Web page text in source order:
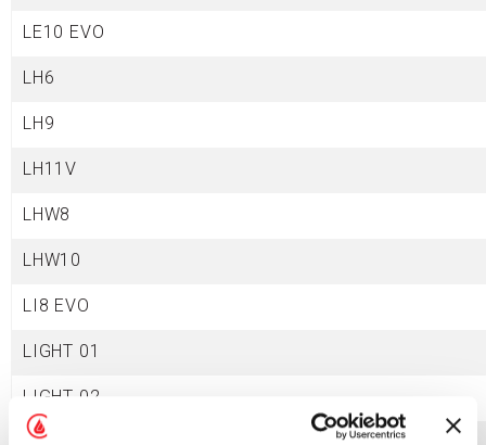
LE10 EVO
LH6
LH9
LH11V
LHW8
LHW10
LI8 EVO
LIGHT 01
LIGHT 02